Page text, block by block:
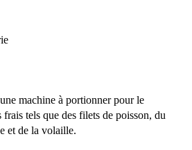
machine à portionner pour le
tels que des filets de poisson, du
et de la volaille.